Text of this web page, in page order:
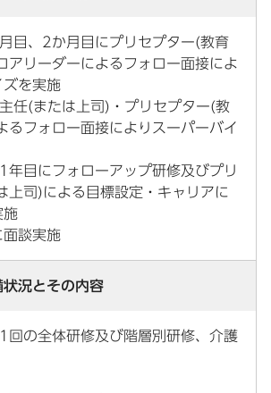
目、2か月目にプリセプター(教育
アリーダーによるフォロー面接によ
ズを実施
任(または上司)・プリセプター(教
るフォロー面接によりスーパーバイ
年目にフォローアップ研修及びプリ
上司)による目標設定・キャリアに
施
面談実施
況とその内容
回の全体研修及び階層別研修、介護